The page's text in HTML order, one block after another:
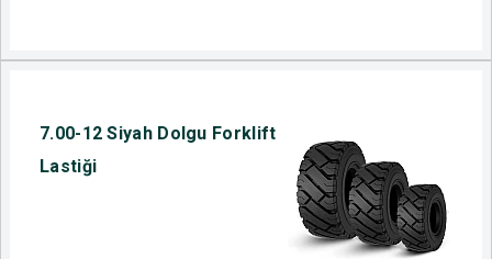
7.00-12 Siyah Dolgu Forklift
Lastiği